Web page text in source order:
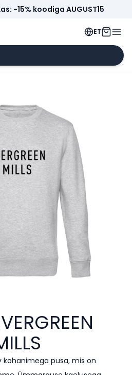
-15% koodiga AUGUST15
ET
kohanimega pusa, mis on